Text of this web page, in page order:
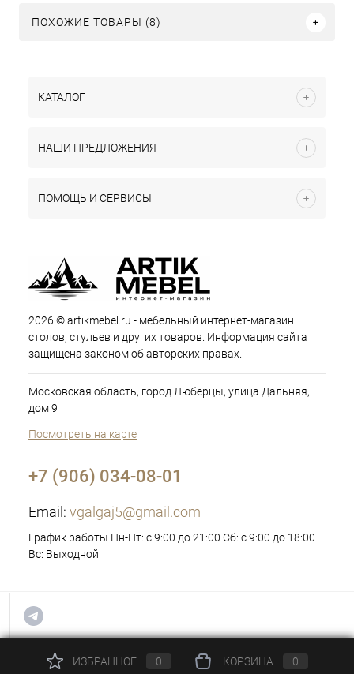
ПОХОЖИЕ ТОВАРЫ (8)
КАТАЛОГ
НАШИ ПРЕДЛОЖЕНИЯ
ПОМОЩЬ И СЕРВИСЫ
2026 © artikmebel.ru - мебельный интернет-магазин
столов, стульев и других товаров. Информация сайта
защищена законом об авторских правах.
Московская область, город Люберцы, улица Дальняя,
дом 9
Посмотреть на карте
+7 (906) 034-08-01
Email: vgalgaj5@gmail.com
График работы Пн-Пт: с 9:00 до 21:00 Сб: с 9:00 до 18:00
Вс: Выходной
ИЗБРАННОЕ 0 КОРЗИНА 0